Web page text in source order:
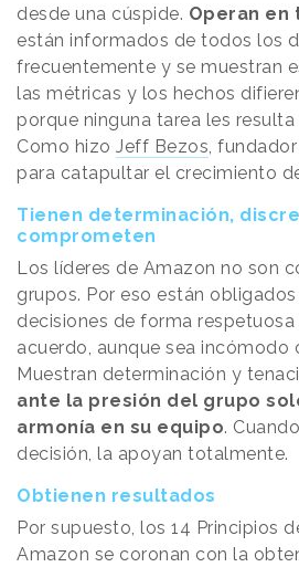
desde una cúspide. Operan en
están informados de todos los
frecuentemente y se muestran
las métricas y los hechos
porque ninguna tarea les
Como hizo Jeff Bezos,
para catapultar el crecimiento
Tienen determinación,
comprometen
Los líderes de Amazon no son
grupos. Por eso están
decisiones de forma
acuerdo, aunque sea incómodo
Muestran determinación y
ante la presión del grupo
armonía en su equipo.
decisión, la apoyan totalmente.
Obtienen resultados
Por supuesto, los 14 Principios
Amazon se coronan con la